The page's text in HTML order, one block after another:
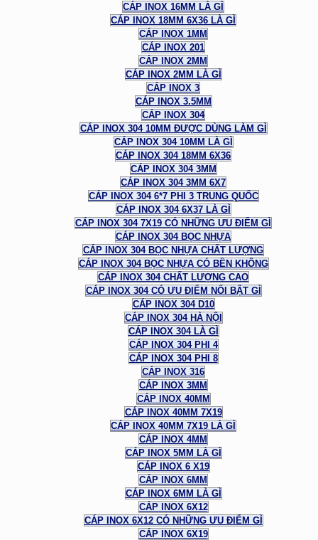
CÁP INOX 16MM LÀ GÌ
CÁP INOX 18MM 6X36 LÀ GÌ
CÁP INOX 1MM
CÁP INOX 201
CÁP INOX 2MM
CÁP INOX 2MM LÀ GÌ
CÁP INOX 3
CÁP INOX 3.5MM
CÁP INOX 304
CÁP INOX 304 10MM ĐƯỢC DÙNG LÀM GÌ
CÁP INOX 304 10MM LÀ GÌ
CÁP INOX 304 18MM 6X36
CÁP INOX 304 3MM
CÁP INOX 304 3MM 6X7
CÁP INOX 304 6*7 PHI 3 TRUNG QUỐC
CÁP INOX 304 6X37 LÀ GÌ
CÁP INOX 304 7X19 CÓ NHỮNG ƯU ĐIỂM GÌ
CÁP INOX 304 BỌC NHỰA
CÁP INOX 304 BỌC NHỰA CHẤT LƯỢNG
CÁP INOX 304 BỌC NHỰA CÓ BỀN KHÔNG
CÁP INOX 304 CHẤT LƯỢNG CAO
CÁP INOX 304 CÓ ƯU ĐIỂM NỔI BẬT GÌ
CÁP INOX 304 D10
CÁP INOX 304 HÀ NỘI
CÁP INOX 304 LÀ GÌ
CÁP INOX 304 PHI 4
CÁP INOX 304 PHI 8
CÁP INOX 316
CÁP INOX 3MM
CÁP INOX 40MM
CÁP INOX 40MM 7X19
CÁP INOX 40MM 7X19 LÀ GÌ
CÁP INOX 4MM
CÁP INOX 5MM LÀ GÌ
CÁP INOX 6 X19
CÁP INOX 6MM
CÁP INOX 6MM LÀ GÌ
CÁP INOX 6X12
CÁP INOX 6X12 CÓ NHỮNG ƯU ĐIỂM GÌ
CÁP INOX 6X19